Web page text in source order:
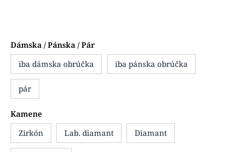
Dámska / Pánska / Pár
iba dámska obrúčka
iba pánska obrúčka
pár
Kamene
Zirkón
Lab. diamant Diamant